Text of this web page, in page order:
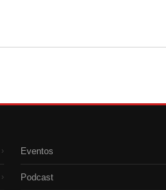
›
›
Eventos
Podcast